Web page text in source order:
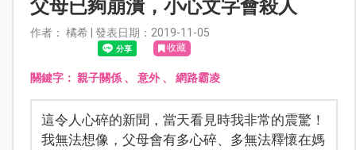
父母已夠崩潰，小心文字會殺人
作者： 橘希 | 發表日期：2019-11-05
收藏
關鍵字： 親子關係、 意外、 網路霸凌
這令人心碎的新聞，當天看見時我非常的震驚！
我無法想像，父母會有多心碎、多無法釋懷在媽